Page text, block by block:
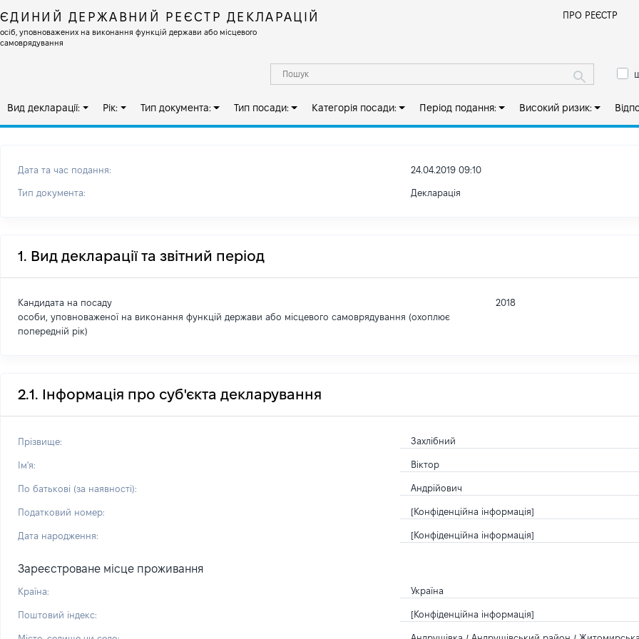
ЄДИНИЙ ДЕРЖАВНИЙ РЕЄСТР ДЕКЛАРАЦІЙ
осіб, уповноважених на виконання функцій держави або місцевого
самоврядування
ПРО РЕЄСТР
Вид декларації: Рік: Тип документа: Тип посади: Категорія посади: Період подання: Високий ризик:
Дата та час подання: 24.04.2019 09:10
Тип документа: Декларація
1. Вид декларації та звітний період
Кандидата на посаду
особи, уповноваженої на виконання функцій держави або місцевого самоврядування (охоплює
попередній рік)
2018
2.1. Інформація про суб'єкта декларування
Прізвище: Захлібний
Ім'я: Віктор
По батькові (за наявності): Андрійович
Податковий номер: [Конфіденційна інформація]
Дата народження: [Конфіденційна інформація]
Зареєстроване місце проживання
Країна: Україна
Поштовий індекс: [Конфіденційна інформація]